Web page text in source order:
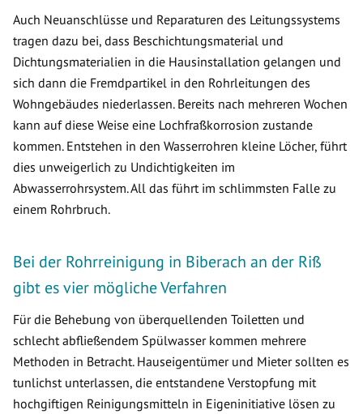
Auch Neuanschlüsse und Reparaturen des Leitungssystems
tragen dazu bei, dass Beschichtungsmaterial und
Dichtungsmaterialien in die Hausinstallation gelangen und
sich dann die Fremdpartikel in den Rohrleitungen des
Wohngebäudes niederlassen. Bereits nach mehreren Wochen
kann auf diese Weise eine Lochfraßkorrosion zustande
kommen. Entstehen in den Wasserrohren kleine Löcher, führt
dies unweigerlich zu Undichtigkeiten im
Abwasserrohrsystem. All das führt im schlimmsten Falle zu
einem Rohrbruch.
Bei der Rohrreinigung in Biberach an der Riß
gibt es vier mögliche Verfahren
Für die Behebung von überquellenden Toiletten und
schlecht abfließendem Spülwasser kommen mehrere
Methoden in Betracht. Hauseigentümer und Mieter sollten es
tunlichst unterlassen, die entstandene Verstopfung mit
hochgiftigen Reinigungsmitteln in Eigeninitiative lösen zu